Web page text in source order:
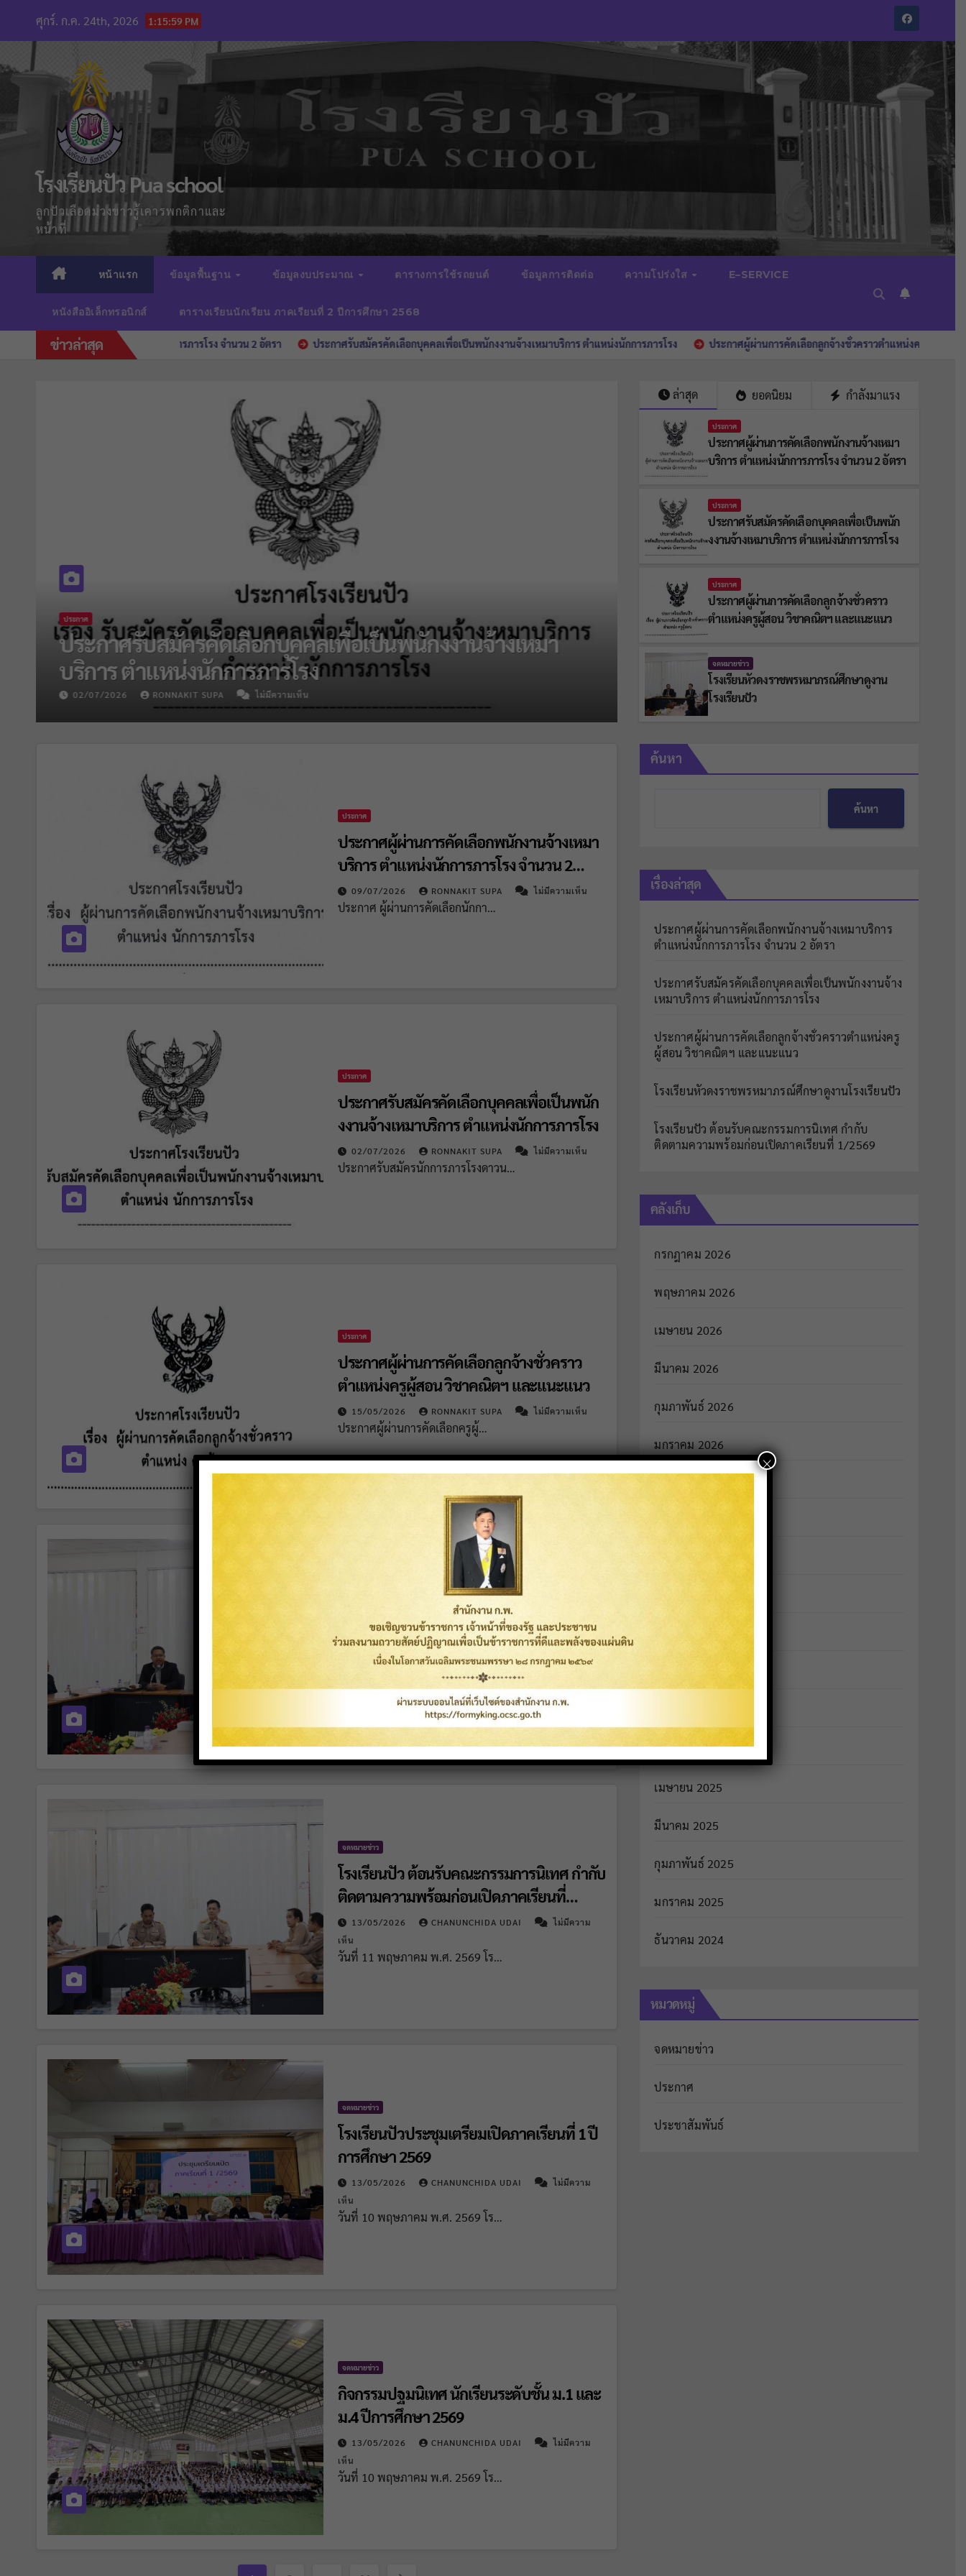
content
ศุกร์. ก.ค. 24th, 2026 1:16:01 PM
โรงเรียนปัว Pua school
ลูกปัวเลือดม่วงขาวรู้เคารพกติกาและ
หน้าที่
หน้าแรก ข้อมูลพื้นฐาน ข้อมูลงบประมาณ ตารางการใช้รถยนต์ ข้อมูลการติดต่อ ความโปร่งใส E–SERVICE
หนังสืออิเล็กทรอนิกส์ ตารางเรียนนักเรียน ภาคเรียนที่ 2 ปีการศึกษา 2568
ข่าวล่าสุด
ริการ ตำแหน่งนักการภารโรง จำนวน 2 อัตรา ประกาศรับสมัครคัดเลือกบุคคลเพื่อเป็นพนักงงานจ้างเหมาบริการ ตำแหน่งนักการภารโรง ประกาศผู้ผ่านการคัดเลือกลูกจ้างชั่วคราวตำแหน่งครูผู้สอน วิชาคณิตฯ และแนะแน
ประกาศ
ประกาศผู้ผ่านการคัดเลือกลูกจ้างชั่วคราวตำแหน่งครูผู้สอน วิ
ชาคณิตฯ และแนะแนว
15/05/2026 RONNAKIT SUPA ไม่มีความเห็น
โรงเรียนหัวดงราชพรหมาภรณ์ศึกษ
13/05/2026 CHANUNCHIDA UDAI
ล่าสุด ยอดนิยม กำลังมาแรง
ประกาศ
ประกาศผู้ผ่านการคัดเลือกพนักงานจ้างเหมา
บริการ ตำแหน่งนักการภารโรง จำนวน 2 อัตรา
ประกาศ
ประกาศรับสมัครคัดเลือกบุคคลเพื่อเป็นพนัก
งงานจ้างเหมาบริการ ตำแหน่งนักการภารโรง
ประกาศ
ประกาศผู้ผ่านการคัดเลือกลูกจ้างชั่วคราว
ตำแหน่งครูผู้สอน วิชาคณิตฯ และแนะแนว
จดหมายข่าว
โรงเรียนหัวดงราชพรหมาภรณ์ศึกษาดูงาน
โรงเรียนปัว
ประกาศ
ประกาศผู้ผ่านการคัดเลือกพนักงานจ้างเหมา
บริการ ตำแหน่งนักการภารโรง จำนวน 2
อัตรา
09/07/2026 RONNAKIT SUPA ไม่มีความเห็น
ประกาศ ผู้ผ่านการคัดเลือกนักกา…
ประกาศ
ประกาศรับสมัครคัดเลือกบุคคลเพื่อเป็นพนัก
งงานจ้างเหมาบริการ ตำแหน่งนักการภารโรง
02/07/2026 RONNAKIT SUPA ไม่มีความเห็น
ประกาศรับสมัครนักการภารโรงดาวน…
ประกาศ
ประกาศผู้ผ่านการคัดเลือกลูกจ้างชั่วคราว
ตำแหน่งครูผู้สอน วิชาคณิตฯ และแนะแนว
15/05/2026 RONNAKIT SUPA ไม่มีความเห็น
ประกาศผู้ผ่านการคัดเลือกครูผู้…
โรงเรียนหัวดงราชพรหมาภรณ์ศึกษาดูงาน
โรงเรียนปัว
13/05/2026 CHANUNCHIDA UDAI
ไม่มีความ
วันที่ 12 พฤษภาคม พ.ศ. 2569 โร…
จดหมายข่าว
โรงเรียนปัว ต้อนรับคณะกรรมการนิเทศ กำกับ
ติดตามความพร้อมก่อนเปิดภาคเรียนที่
1/2569
13/05/2026 CHANUNCHIDA UDAI
ไม่มีความ
เห็น
วันที่ 11 พฤษภาคม พ.ศ. 2569 โร…
จดหมายข่าว
โรงเรียนปัวประชุมเตรียมเปิดภาคเรียนที่ 1 ปี
การศึกษา 2569
13/05/2026 CHANUNCHIDA UDAI
ไม่มีความ
เห็น
วันที่ 10 พฤษภาคม พ.ศ. 2569 โร…
จดหมายข่าว
กิจกรรมปฐมนิเทศ นักเรียนระดับชั้น ม.1 และ
ม.4 ปีการศึกษา 2569
13/05/2026 CHANUNCHIDA UDAI
ไม่มีความ
เห็น
วันที่ 10 พฤษภาคม พ.ศ. 2569 โร…
ค้นหา
ค้นหา
เรื่องล่าสุด
ประกาศผู้ผ่านการคัดเลือกพนักงานจ้างเหมาบริการ
ตำแหน่งนักการภารโรง จำนวน 2 อัตรา
ประกาศรับสมัครคัดเลือกบุคคลเพื่อเป็นพนักงงานจ้าง
เหมาบริการ ตำแหน่งนักการภารโรง
ประกาศผู้ผ่านการคัดเลือกลูกจ้างชั่วคราวตำแหน่งครู
ผู้สอน วิชาคณิตฯ และแนะแนว
โรงเรียนหัวดงราชพรหมาภรณ์ศึกษาดูงานโรงเรียนปัว
โรงเรียนปัว ต้อนรับคณะกรรมการนิเทศ กำกับ
ติดตามความพร้อมก่อนเปิดภาคเรียนที่ 1/2569
คลังเก็บ
กรกฎาคม 2026
พฤษภาคม 2026
เมษายน 2026
มีนาคม 2026
กุมภาพันธ์ 2026
มกราคม 2026
พฤษภาคม 2025
เมษายน 2025
มีนาคม 2025
กุมภาพันธ์ 2025
มกราคม 2025
ธันวาคม 2024
หมวดหมู่
จดหมายข่าว
ประกาศ
ประชาสัมพันธ์
×